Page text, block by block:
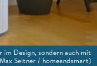
Design, sondern auch mit
Seitner / homeandsmart)